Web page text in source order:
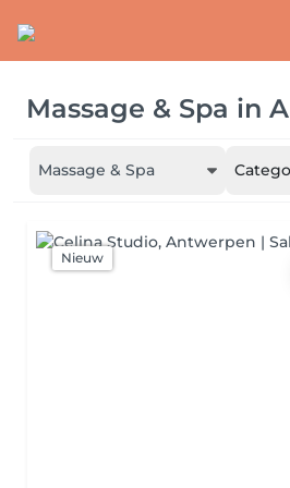
Massage & Spa in
Massage & Spa
Nieuw